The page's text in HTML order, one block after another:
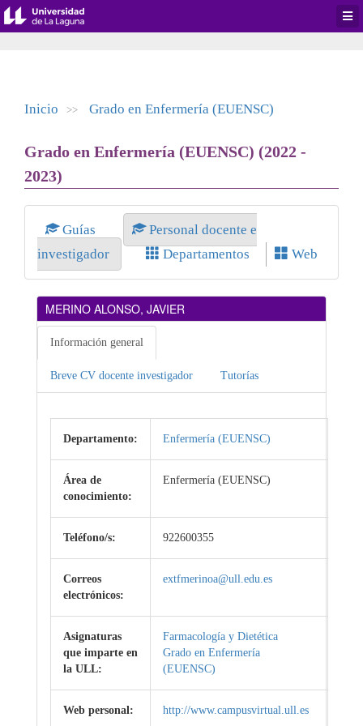
Inicio >> Grado en Enfermería (EUENSC)
Grado en Enfermería (EUENSC) (2022 -
2023)
Guías
Personal docente e
investigador
Departamentos Web
MERINO ALONSO, JAVIER
Información general
Breve CV docente investigador Tutorías
Departamento: Enfermería (EUENSC)
Área de
conocimiento:
Enfermería (EUENSC)
Teléfono/s: 922600355
Correos
electrónicos:
extfmerinoa@ull.edu.es
Asignaturas
que imparte en
la ULL:
Farmacología y Dietética
Grado en Enfermería
(EUENSC)
Web personal: http://www.campusvirtual.ull.es